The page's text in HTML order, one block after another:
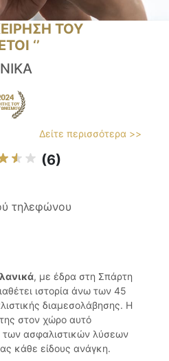
ΤΟΥ
‘’
Δείτε περισσότερα >>
(6)
τηλεφώνου
, με έδρα στη Σπάρτη
ιστορία άνω των 45
διαμεσολάβησης. Η
στον χώρο αυτό
των ασφαλιστικών λύσεων
κάθε είδους ανάγκη.